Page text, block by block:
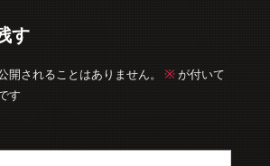
す
開されることはありません。 ※ が付いて
す